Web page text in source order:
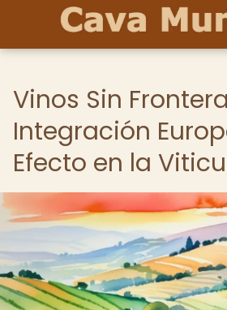
Vinos Sin
Integración
Efecto en la